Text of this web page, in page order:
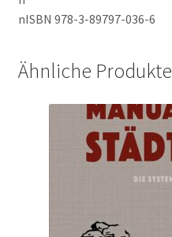
nISBN 978-3-89797-036-6
Ähnliche Produkte